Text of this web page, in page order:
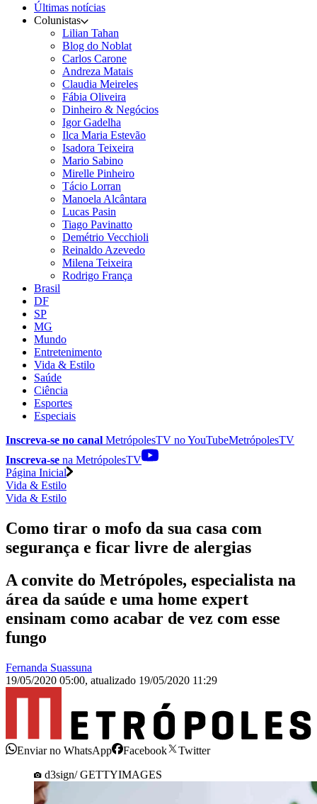
Últimas notícias
Colunistas
Lilian Tahan
Blog do Noblat
Carlos Carone
Andreza Matais
Claudia Meireles
Fábia Oliveira
Dinheiro & Negócios
Igor Gadelha
Ilca Maria Estevão
Isadora Teixeira
Mario Sabino
Mirelle Pinheiro
Tácio Lorran
Manoela Alcântara
Lucas Pasin
Tiago Pavinatto
Demétrio Vecchioli
Reinaldo Azevedo
Milena Teixeira
Rodrigo França
Brasil
DF
SP
MG
Mundo
Entretenimento
Vida & Estilo
Saúde
Ciência
Esportes
Especiais
Inscreva-se no canal MetrópolesTV noYouTubeMetrópolesTV
Inscreva-se na MetrópolesTV
Página Inicial
Vida & Estilo
Vida & Estilo
Como tirar o mofo da sua casa com
segurança e ficar livre de alergias
A convite do Metrópoles, especialista na
área da saúde e uma home expert
ensinam como acabar de vez com esse
fungo
Fernanda Suassuna
19/05/2020 05:00, atualizado 19/05/2020 11:29
Enviar no WhatsApp Facebook
Twitter
d3sign/ GETTYIMAGES